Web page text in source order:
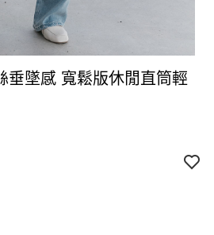
垂墜感 寬鬆版休閒直筒輕